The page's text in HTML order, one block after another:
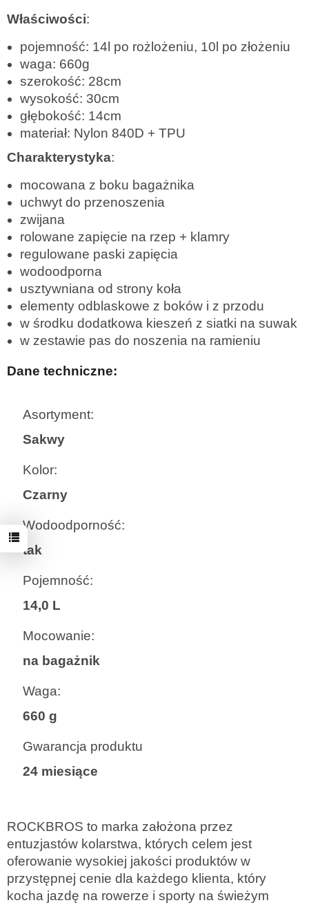
Właściwości:
pojemność: 14l po rożlożeniu, 10l po złożeniu
waga: 660g
szerokość: 28cm
wysokość: 30cm
głębokość: 14cm
materiał: Nylon 840D + TPU
Charakterystyka:
mocowana z boku bagażnika
uchwyt do przenoszenia
zwijana
rolowane zapięcie na rzep + klamry
regulowane paski zapięcia
wodoodporna
usztywniana od strony koła
elementy odblaskowe z boków i z przodu
w środku dodatkowa kieszeń z siatki na suwak
w zestawie pas do noszenia na ramieniu
Dane techniczne:
Asortyment:
Sakwy
Kolor:
Czarny
Wodoodporność:
tak
Pojemność:
14,0 L
Mocowanie:
na bagażnik
Waga:
660 g
Gwarancja produktu
24 miesiące
ROCKBROS to marka założona przez
entuzjastów kolarstwa, których celem jest
oferowanie wysokiej jakości produktów w
przystępnej cenie dla każdego klienta, który
kocha jazdę na rowerze i sporty na świeżym